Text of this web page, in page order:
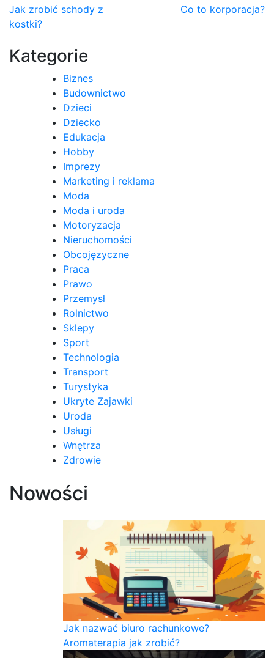
Nawigacja
wpisu
Jak zrobić schody z
kostki?
Co to korporacja?
Kategorie
Biznes
Budownictwo
Dzieci
Dziecko
Edukacja
Hobby
Imprezy
Marketing i reklama
Moda
Moda i uroda
Motoryzacja
Nieruchomości
Obcojęzyczne
Praca
Prawo
Przemysł
Rolnictwo
Sklepy
Sport
Technologia
Transport
Turystyka
Ukryte Zajawki
Uroda
Usługi
Wnętrza
Zdrowie
Nowości
Jak nazwać biuro rachunkowe?
Aromaterapia jak zrobić?